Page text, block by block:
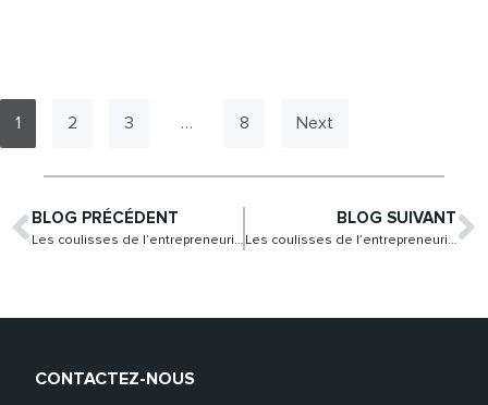
1 2 3 … 8 Next
BLOG PRÉCÉDENT
Les coulisses de l’entrepreneuriat social: le parcours de MORIVERT
BLOG SUIVANT
Les coulisses de l’entrepreneuriat social: le parcours d’APPEL
CONTACTEZ-NOUS